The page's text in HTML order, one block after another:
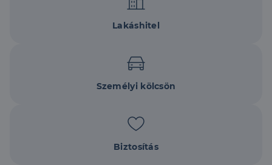
Lakáshitel
Személyi kölcsön
Biztosítás